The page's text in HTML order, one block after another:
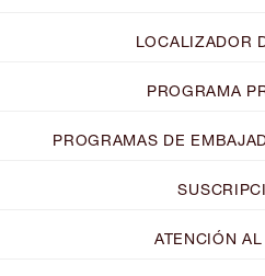
LOCALIZADOR
PROGRAMA
PROGRAMAS DE
ATENCIÓN